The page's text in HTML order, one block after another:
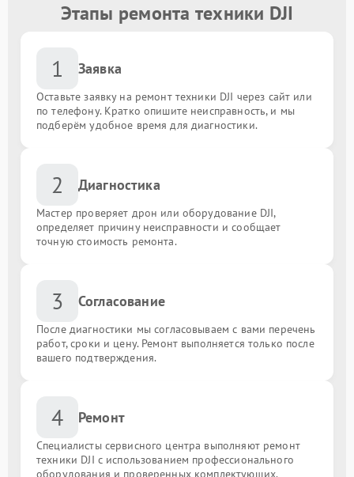
Этапы ремонта техники DJI
1 Заявка
Оставьте заявку на ремонт техники DJI через сайт или
по телефону. Кратко опишите неисправность, и мы
подберём удобное время для диагностики.
2 Диагностика
Мастер проверяет дрон или оборудование DJI,
определяет причину неисправности и сообщает
точную стоимость ремонта.
3 Согласование
После диагностики мы согласовываем с вами перечень
работ, сроки и цену. Ремонт выполняется только после
вашего подтверждения.
4 Ремонт
Специалисты сервисного центра выполняют ремонт
техники DJI с использованием профессионального
оборудования и проверенных комплектующих.